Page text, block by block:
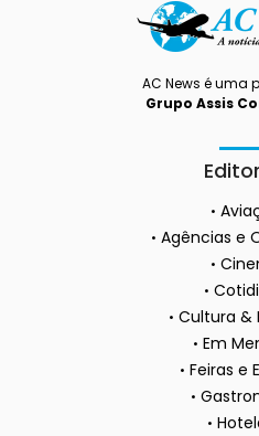
AC News é uma
Grupo Assis
Agências e
Cultura &
Em
Feiras e